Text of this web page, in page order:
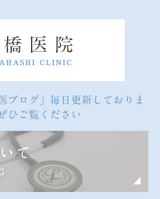
ブログ」毎日更新しておりま
ひご覧ください